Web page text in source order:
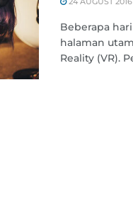
Beberapa
halaman
Reality (VR).